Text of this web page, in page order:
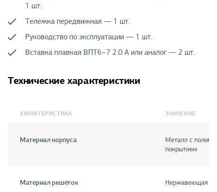
1 шт.
Тележка передвижная — 1 шт.
Руководство по эксплуатации — 1 шт.
Вставка плавкая ВПТ6−7 2.0 А или аналог — 2 шт.
Технические характеристики
ХАРАКТЕРИСТИКА ЗНАЧЕНИЕ
Материал корпуса
Металл с
покрытием
Материал решёток Нержавеющая